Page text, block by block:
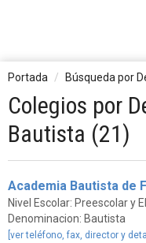
Portada Búsqueda por
Colegios por
Bautista (21)
Academia Bautista de
Nivel Escolar: Preescolar y
Denominacion: Bautista
[ver teléfono, fax, director y